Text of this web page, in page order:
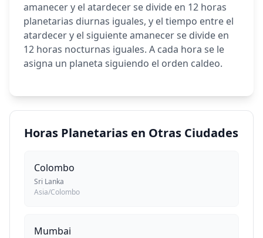
amanecer y el atardecer se divide en 12 horas
planetarias diurnas iguales, y el tiempo entre el
atardecer y el siguiente amanecer se divide en
12 horas nocturnas iguales. A cada hora se le
asigna un planeta siguiendo el orden caldeo.
Horas Planetarias en Otras Ciudades
Colombo
Sri Lanka
Asia/Colombo
Mumbai